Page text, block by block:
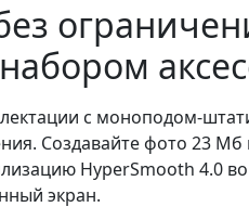
набором
с моноподом-
Создавайте фото 23
HyperSmooth 4.0
экран.